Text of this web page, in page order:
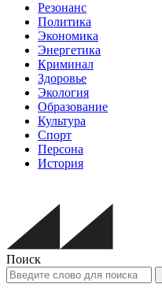
Резонанс
Политика
Экономика
Энергетика
Криминал
Здоровье
Экология
Образование
Культура
Спорт
Персона
История
Поиск